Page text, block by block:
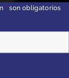
* son obligatorios